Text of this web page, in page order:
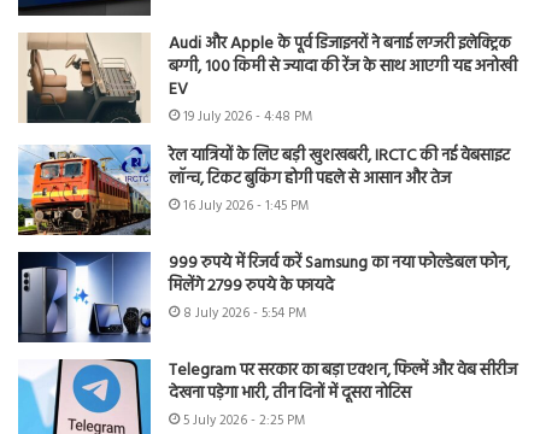
Audi और Apple के पूर्व डिजाइनरों ने बनाई लग्जरी इलेक्ट्रिक
बग्गी, 100 किमी से ज्यादा की रेंज के साथ आएगी यह अनोखी
EV
19 July 2026 - 4:48 PM
रेल यात्रियों के लिए बड़ी खुशखबरी, IRCTC की नई वेबसाइट
लॉन्च, टिकट बुकिंग होगी पहले से आसान और तेज
16 July 2026 - 1:45 PM
999 रुपये में रिजर्व करें Samsung का नया फोल्डेबल फोन,
मिलेंगे 2799 रुपये के फायदे
8 July 2026 - 5:54 PM
Telegram पर सरकार का बड़ा एक्शन, फिल्में और वेब सीरीज
देखना पड़ेगा भारी, तीन दिनों में दूसरा नोटिस
5 July 2026 - 2:25 PM